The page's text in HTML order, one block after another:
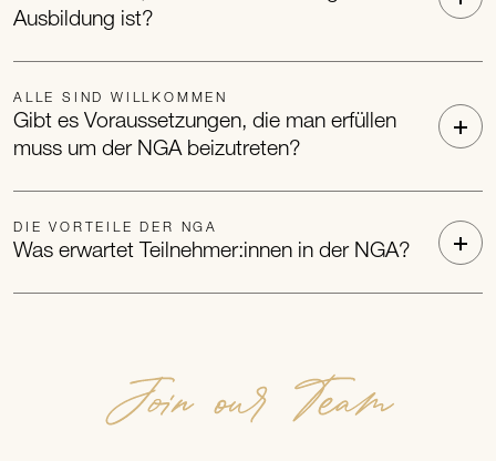
Ausbildung ist?
ALLE SIND WILLKOMMEN
Gibt es Voraussetzungen, die man erfüllen
muss um der NGA beizutreten?
DIE VORTEILE DER NGA
Was erwartet Teilnehmer:innen in der NGA?
Join our Team